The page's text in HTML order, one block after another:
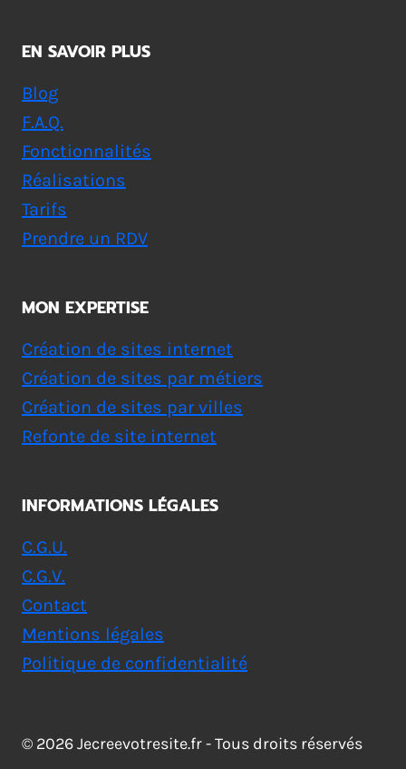
EN SAVOIR PLUS
Blog
F.A.Q.
Fonctionnalités
Réalisations
Tarifs
Prendre un RDV
MON EXPERTISE
Création de sites internet
Création de sites par métiers
Création de sites par villes
Refonte de site internet
INFORMATIONS LÉGALES
C.G.U.
C.G.V.
Contact
Mentions légales
Politique de confidentialité
© 2026 Jecreevotresite.fr - Tous droits réservés